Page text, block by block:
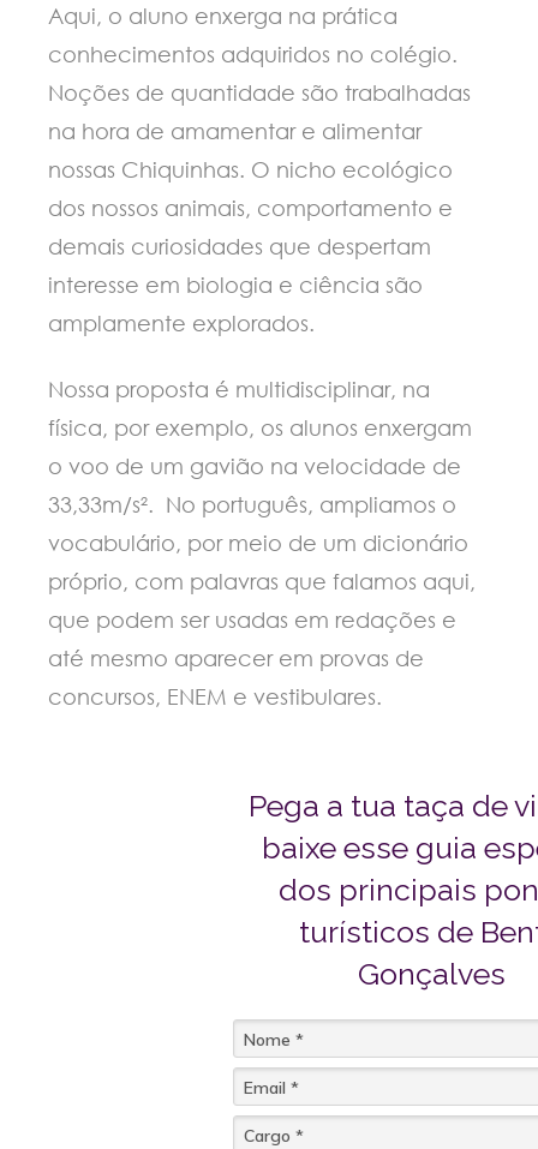
Aqui, o aluno enxerga na prática
conhecimentos adquiridos no colégio.
Noções de quantidade são trabalhadas
na hora de amamentar e alimentar
nossas Chiquinhas. O nicho ecológico
dos nossos animais, comportamento e
demais curiosidades que despertam
interesse em biologia e ciência são
amplamente explorados.
Nossa proposta é multidisciplinar, na
física, por exemplo, os alunos enxergam
o voo de um gavião na velocidade de
33,33m/s². No português, ampliamos o
vocabulário, por meio de um dicionário
próprio, com palavras que falamos aqui,
que podem ser usadas em redações e
até mesmo aparecer em provas de
concursos, ENEM e vestibulares.
Pega a tua taça de
baixe esse guia
dos principais
turísticos de
Gonçalves